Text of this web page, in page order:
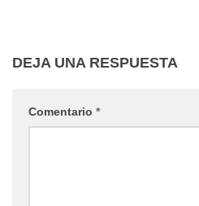
DEJA UNA RESPUESTA
Comentario *